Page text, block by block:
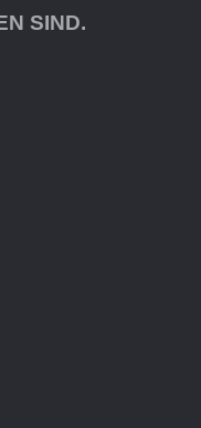
SIND.